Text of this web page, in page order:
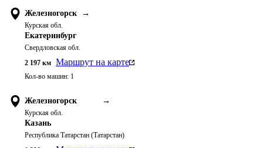
Железногорск →
Курская обл.
Екатеринбург
Свердловская обл.
2 197 км Маршрут на карте
Кол-во машин: 1
Железногорск →
Курская обл.
Казань
Республика Татарстан (Татарстан)